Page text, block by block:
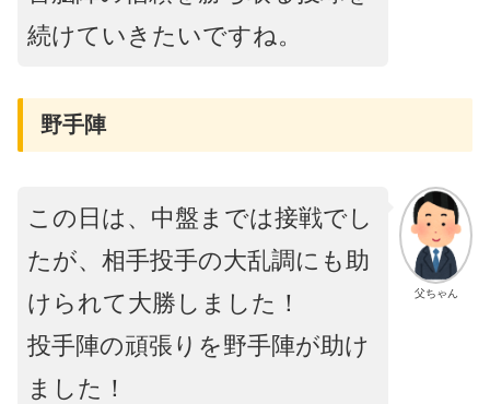
続けていきたいですね。
野手陣
父ちゃん
この日は、中盤までは接戦でし
たが、相手投手の大乱調にも助
けられて大勝しました！
投手陣の頑張りを野手陣が助け
ました！